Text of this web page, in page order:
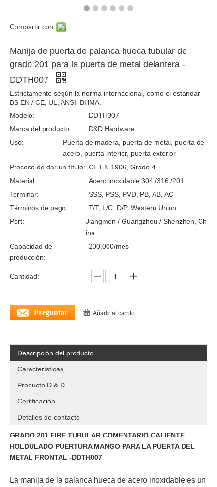
Compartir con:
Manija de puerta de palanca hueca tubular de
grado 201 para la puerta de metal delantera -
DDTH007
Estrictamente según la norma internacional, como el estándar
BS EN / CE, UL, ANSI, BHMA.
Modelo:
DDTH007
Marca del producto:
D&D Hardware
Uso:
Puerta de madera, puerta de metal, puerta de
acero, puerta interior, puerta exterior
Proceso de dar un título: CE EN 1906, Grado 4
Material:
Acero inoxidable 304 /316 /201
Terminar:
SSS, PSS, PVD, PB, AB, AC
Términos de pago:
T/T, L/C, D/P, Western Union
Port:
Jiangmen / Guangzhou / Shenzhen, Ch
ina
Capacidad de
producción:
200,000/mes
Cantidad:
Preguntar Añadir al carrito
Descripción del producto
Características
Producto D & D
Certificación
Detalles de contacto
GRADO 201 FIRE TUBULAR COMENTARIO CALIENTE
HOLDULADO PUERTURA MANGO PARA LA PUERTA DEL
METAL FRONTAL -DDTH007
La manija de la palanca hueca de acero inoxidable es un